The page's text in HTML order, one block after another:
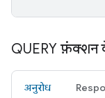
QUERY फ़ंक्शन
अनुरोध